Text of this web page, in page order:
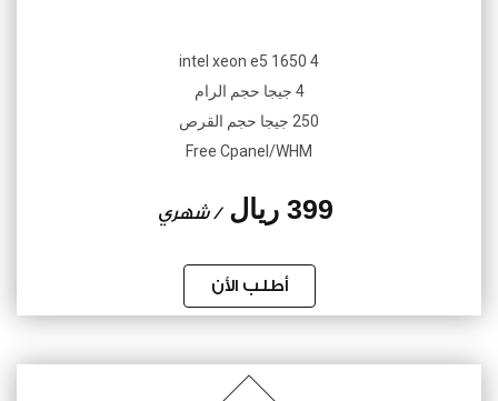
4 intel xeon e5 1650
4 جيجا حجم الرام
250 جيجا حجم القرص
Free Cpanel/WHM
399 ريال / شهري
أطلب الأن